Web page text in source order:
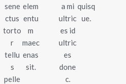
sene
ctus
torto
r
tellu
s
pelle
elem
entu
m
maec
enas
sit.
a mi
ultric
es id
ultric
es
done
c.
quisq
ue.